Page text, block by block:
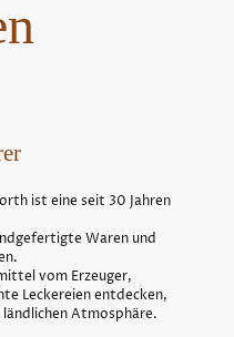
ist eine seit 30 Jahren
Waren und
vom Erzeuger,
Leckereien entdecken,
Atmosphäre.